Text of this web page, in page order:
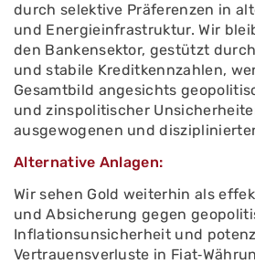
durch selektive Präferenzen in
und Energieinfrastruktur. Wir
den Bankensektor, gestützt
und stabile Kreditkennzahlen,
Gesamtbild angesichts
und zinspolitischer
ausgewogenen und
Alternative Anlagen:
Wir sehen Gold weiterhin als
und Absicherung gegen
Inflationsunsicherheit und
Vertrauensverluste in